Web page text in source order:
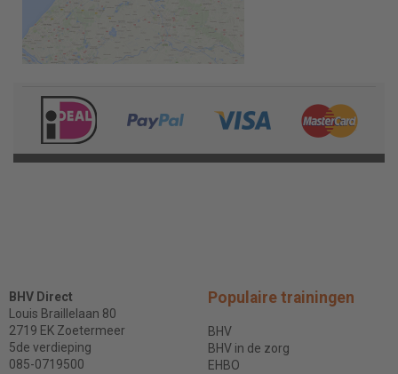
BHV Direct
Louis Braillelaan 80
2719 EK Zoetermeer
5de verdieping
085-0719500
Populaire trainingen
BHV
BHV in de zorg
EHBO